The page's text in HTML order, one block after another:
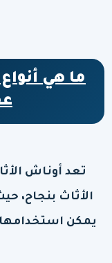
ما هي
تعد أوناش
الأثاث بنجاح،
يمكن استخدامها